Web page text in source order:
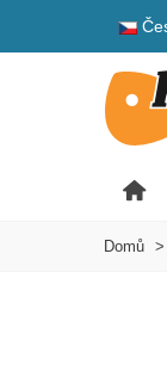
Domů >